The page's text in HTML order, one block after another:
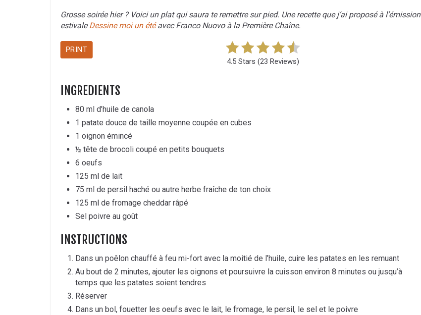
Grosse soirée hier ? Voici un plat qui saura te remettre sur pied. Une recette que j’ai proposé à l’émission
estivaleDessine moi un étéavec Franco Nuovo à la Première Chaîne.
PRINT
4.5 Stars (23 Reviews)
INGREDIENTS
80 ml d’huile de canola
1 patate douce de taille moyenne coupée en cubes
1 oignon émincé
½ tête de brocoli coupé en petits bouquets
6 oeufs
125 ml de lait
75 ml de persil haché ou autre herbe fraîche de ton choix
125 ml de fromage cheddar râpé
Sel poivre au goût
INSTRUCTIONS
Dans un poêlon chauffé à feu mi-fort avec la moitié de l’huile, cuire les patates en les remuant
Au bout de 2 minutes, ajouter les oignons et poursuivre la cuisson environ 8 minutes ou jusqu’à
temps que les patates soient tendres
Réserver
Dans un bol, fouetter les oeufs avec le lait, le fromage, le persil, le sel et le poivre